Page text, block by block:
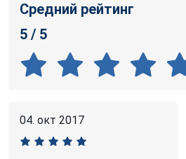
Средний рейтинг
5 / 5
04. окт 2017